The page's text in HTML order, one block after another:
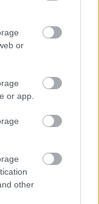
or
or app.
other